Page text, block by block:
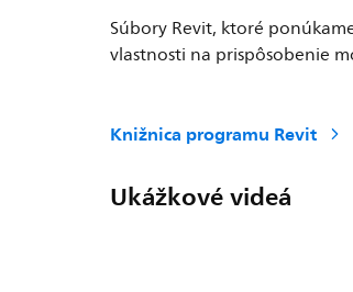
Súbory Revit, ktoré
vlastnosti na prispôsobenie
Knižnica programu Revit
Ukážkové videá